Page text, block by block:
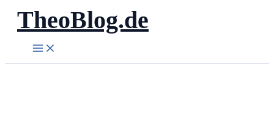
Zum
Inhalt
springen
TheoBlog.de